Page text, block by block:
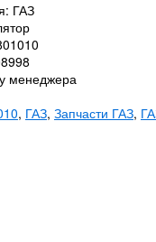
ГАЗ
менеджера
, ГАЗ, Запчасти ГАЗ,